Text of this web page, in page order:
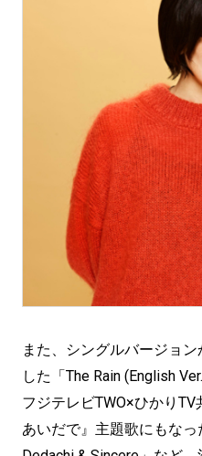
また、シングルバージョ
した「The Rain (English
フジテレビTWO×ひかり
あいだで』主題歌にもなっ